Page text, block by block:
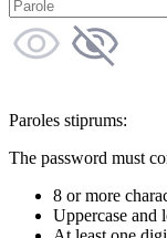
Paroles stiprums:
The password must
8 or more
Uppercase and